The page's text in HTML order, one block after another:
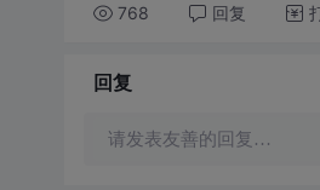
768 回复
回复
请发表友善的回复…